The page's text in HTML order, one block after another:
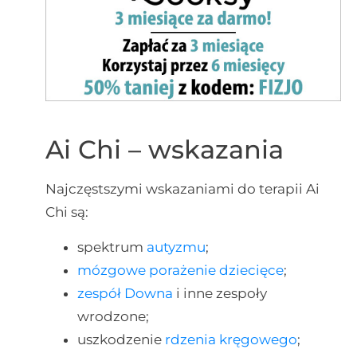
Ai Chi – wskazania
Najczęstszymi wskazaniami do terapii Ai
Chi są:
spektrum autyzmu;
mózgowe porażenie dziecięce;
zespół Downa i inne zespoły
wrodzone;
uszkodzenie rdzenia kręgowego;